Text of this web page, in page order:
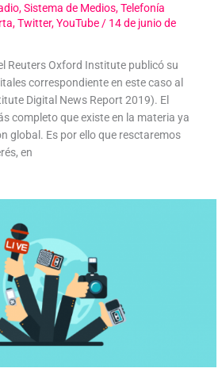
,Sistema de Medios,Telefonía
,Twitter,YouTube/ 14 de junio de
Reuters Oxford Institute publicó su
correspondiente en este caso al
Digital News Report 2019). El
completo que existe en la materia ya
global. Es por ello que resctaremos
en